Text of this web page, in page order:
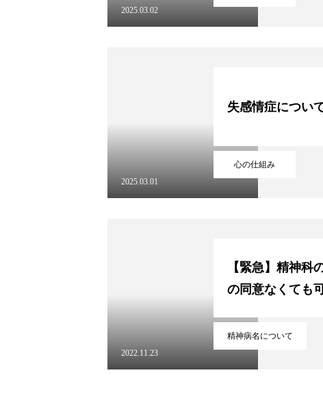
2025.03.02
心の仕組み
失感情症につい
2025.03.01
精神病名について
【緊急】精神科
の同意なくても
2022.11.23